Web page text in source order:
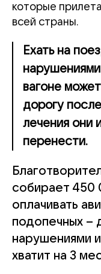
которые
всей страны.
Ехать на
вагоне
дорогу
лечения они
перенести.
собирает 450
оплачивать
подопечных –
нарушениями
хватит на 3